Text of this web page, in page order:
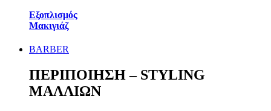
Εξοπλισμός
Μακιγιάζ
BARBER
ΠΕΡΙΠΟΙΗΣΗ – STYLING
ΜΑΛΛΙΩΝ